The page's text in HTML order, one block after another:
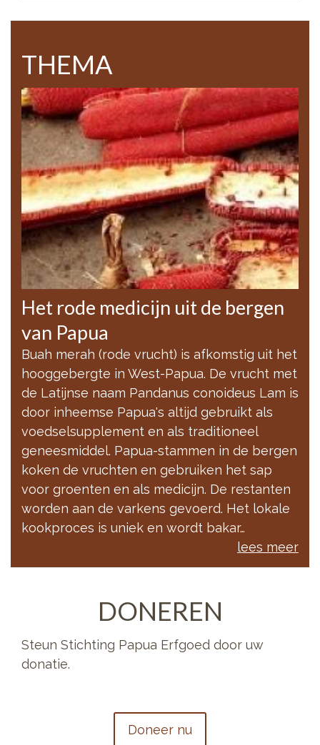
THEMA
Het rode medicijn uit de bergen
van Papua
Buah merah (rode vrucht) is afkomstig uit het
hooggebergte in West-Papua. De vrucht met
de Latijnse naam Pandanus conoideus Lam is
door inheemse Papua's altijd gebruikt als
voedselsupplement en als traditioneel
geneesmiddel. Papua-stammen in de bergen
koken de vruchten en gebruiken het sap
voor groenten en als medicijn. De restanten
worden aan de varkens gevoerd. Het lokale
kookproces is uniek en wordt bakar…
lees meer
DONEREN
Steun Stichting Papua Erfgoed door uw
donatie.
Doneer nu